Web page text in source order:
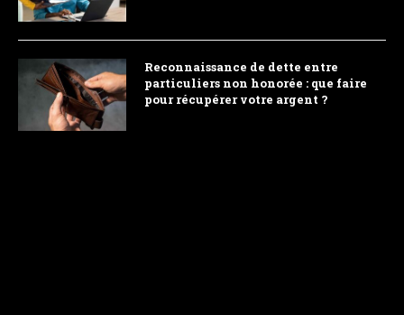
Reconnaissance de dette entre
particuliers non honorée : que faire
pour récupérer votre argent ?